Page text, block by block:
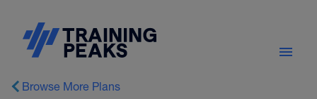
Browse More Plans